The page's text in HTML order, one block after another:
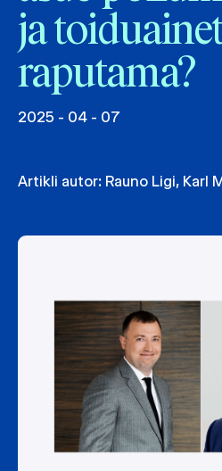
ja
raputama?
2025 - 04 - 07
Artikli autor: Rauno Ligi, Karl